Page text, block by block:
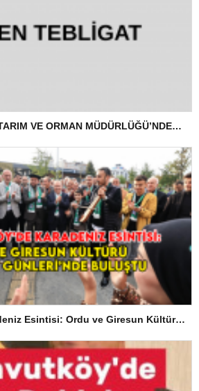
ARNAVUTKÖY İLÇE TARIM VE ORMAN MÜDÜRLÜĞÜ’NDEN İLANEN TEBLİGAT
Arnavutköy’de Karadeniz Esintisi: Ordu ve Giresun Kültürü Memleket Günleri’nde Buluştu